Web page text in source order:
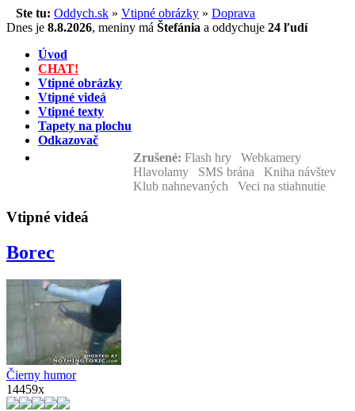
Ste tu: Oddych.sk » Vtipné obrázky » Doprava
Dnes je 8.8.2026, meniny má Štefánia a oddychuje 24 ľudí
Úvod
CHAT!
Vtipné obrázky
Vtipné videá
Vtipné texty
Tapety na plochu
Odkazovač
Zrušené: Flash hry Webkamery
Hlavolamy SMS brána Kniha návštev
Klub nahnevaných Veci na stiahnutie
Vtipné videá
Borec
Čierny humor
14459x